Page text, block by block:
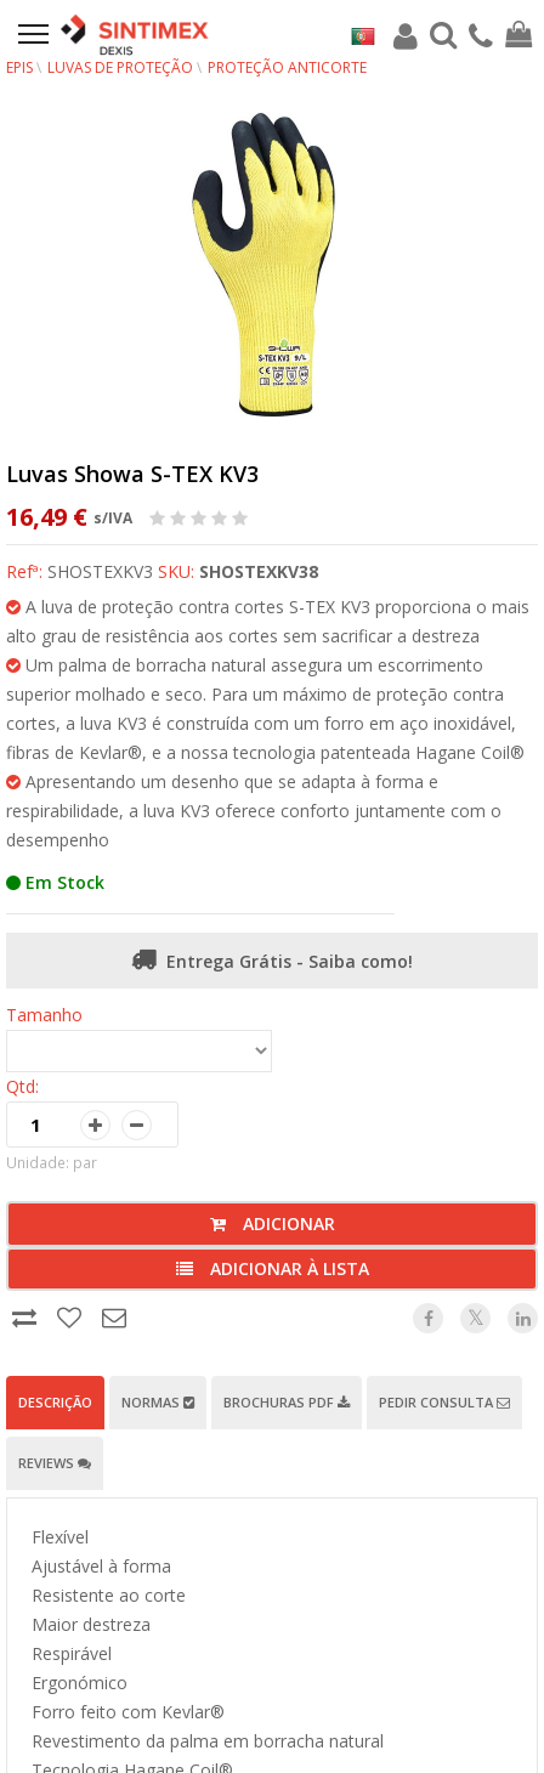
EPIS LUVAS DE PROTEÇÃO PROTEÇÃO ANTICORTE
Luvas Showa S-TEX KV3
16,49 € s/IVA
Refª: SHOSTEXKV3 SKU: SHOSTEXKV38
A luva de proteção contra cortes S-TEX KV3 proporciona o mais
alto grau de resistência aos cortes sem sacrificar a destreza
Um palma de borracha natural assegura um escorrimento
superior molhado e seco. Para um máximo de proteção contra
cortes, a luva KV3 é construída com um forro em aço inoxidável,
fibras de Kevlar®, e a nossa tecnologia patenteada Hagane Coil®
Apresentando um desenho que se adapta à forma e
respirabilidade, a luva KV3 oferece conforto juntamente com o
desempenho
Em Stock
Entrega Grátis - Saiba como!
Tamanho
Qtd:
Unidade: par
ADICIONAR
ADICIONAR À LISTA
DESCRIÇÃO NORMAS BROCHURAS PDF PEDIR CONSULTA
REVIEWS
Flexível
Ajustável à forma
Resistente ao corte
Maior destreza
Respirável
Ergonómico
Forro feito com Kevlar®
Revestimento da palma em borracha natural